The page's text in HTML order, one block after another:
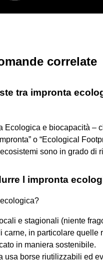
correlate
tra impronta
Ecologica e biocapacità –
o “Ecological
sono in grado di
l impronta
e stagionali (niente
carne, in particolare quelle
in maniera sostenibile.
usa borse riutilizzabili ed